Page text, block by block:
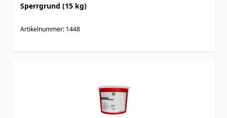
Sperrgrund (15 kg)
Artikelnummer: 1448